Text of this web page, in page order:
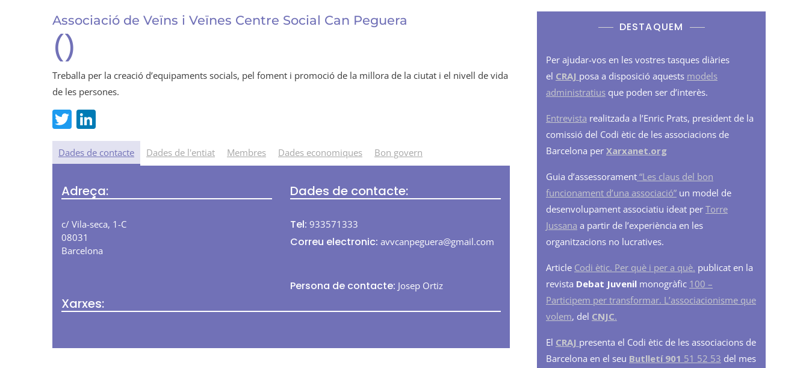
Associació de Veïns i Veïnes Centre Social Can Peguera
()
Treballa per la creació d’equipaments socials, pel foment i promoció de la millora de la ciutat i el nivell de vida
de les persones.
T
w
itt
n
k
dI
Dades de contacte Dades de l'entiat Membres Dades economiques Bon govern
Adreça:
c/ Vila-seca, 1-C
08031
Barcelona
Dades de contacte:
Tel: 933571333
Correu electronic: avvcanpeguera@gmail.com
Persona de contacte: Josep Ortiz
Xarxes:
DESTAQUEM
Per ajudar-vos en les vostres tasques diàries
el CRAJ posa a disposició aquests models
administratius que poden ser d’interès.
Entrevista realitzada a l’Enric Prats, president de la
comissió del Codi ètic de les associacions de
Barcelona per Xarxanet.org
Guia d’assessorament “Les claus del bon
funcionament d’una associació” un model de
desenvolupament associatiu ideat per Torre
Jussana a partir de l’experiència en les
organitzacions no lucratives.
Article Codi ètic. Per què i per a què. publicat en la
revista Debat Juvenil monogràfic 100 –
Participem per transformar. L’associacionisme que
volem, del CNJC.
El CRAJ presenta el Codi ètic de les associacions de
Barcelona en el seu Butlletí 901 51 52 53 del mes